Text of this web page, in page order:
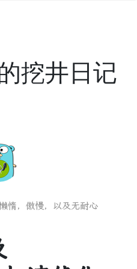
挖井日记
惰，傲慢，以及无耐心